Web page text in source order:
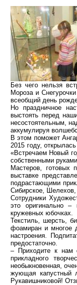
Без чего нельзя
Мороза и
всеобщий день
Но праздничное
выстоять перед
несостоятельным,
аккумулируя
В этом поможет
2015 году,
«Встречаем Новый
собственными
Мастеров, готовых
выставке
подрастающими
Сибирское,
Сотрудники
это оригинально
кружевных юбочках.
Текстиль, шерсть,
фоамиран и многое
настроения.
предостаточно.
– Приходите к нам
прикладного
необыкновенная,
жующая капустный
Рукавишниковой!